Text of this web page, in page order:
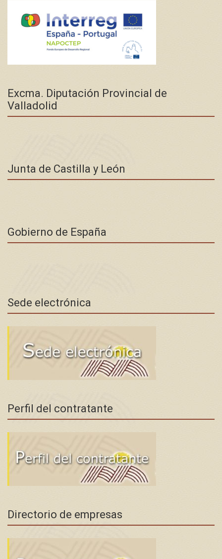
Excma. Diputación Provincial de
Valladolid
Junta de Castilla y León
Gobierno de España
Sede electrónica
Perfil del contratante
Directorio de empresas